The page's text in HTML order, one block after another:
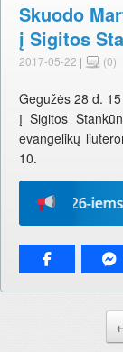
Skuodo
į Sigitos
2017-05-22 | (0)
Gegužės 28 d.
į Sigitos
evangelikų
10.
2026-iems